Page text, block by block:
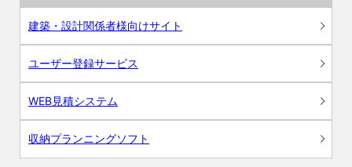
建築・設計関係者様向けサイト
ユーザー登録サービス
WEB見積システム
収納プランニングソフト